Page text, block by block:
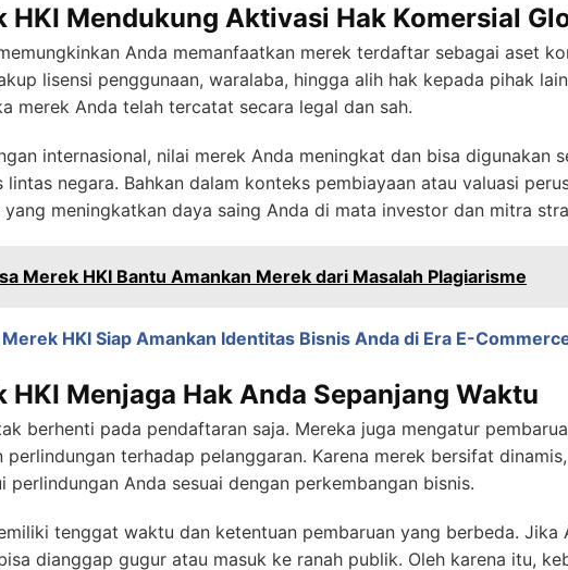
HKI Mendukung Aktivasi Hak Komersial
Anda memanfaatkan merek terdaftar sebagai aset
lisensi penggunaan, waralaba, hingga alih hak kepada pihak
merek Anda telah tercatat secara legal dan sah.
internasional, nilai merek Anda meningkat dan bisa digunakan
lintas negara. Bahkan dalam konteks pembiayaan atau valuasi
meningkatkan daya saing Anda di mata investor dan mitra
Merek HKI Bantu Amankan Merek dari Masalah Plagiarisme
HKI Siap Amankan Identitas Bisnis Anda di Era E-
HKI Menjaga Hak Anda Sepanjang Waktu
berhenti pada pendaftaran saja. Mereka juga mengatur
perlindungan terhadap pelanggaran. Karena merek bersifat
perlindungan Anda sesuai dengan perkembangan bisnis.
tenggat waktu dan ketentuan pembaruan yang berbeda. Jika
dianggap gugur atau masuk ke ranah publik. Oleh karena itu,